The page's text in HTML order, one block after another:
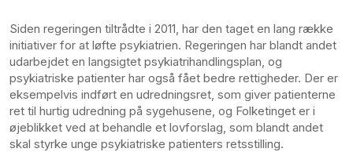
Siden regeringen tiltrådte i 2011, har den taget en lang række
initiativer for at løfte psykiatrien. Regeringen har blandt andet
udarbejdet en langsigtet psykiatrihandlingsplan, og
psykiatriske patienter har også fået bedre rettigheder. Der er
eksempelvis indført en udredningsret, som giver patienterne
ret til hurtig udredning på sygehusene, og Folketinget er i
øjeblikket ved at behandle et lovforslag, som blandt andet
skal styrke unge psykiatriske patienters retsstilling.